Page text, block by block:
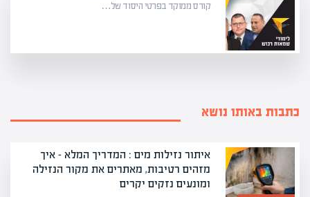
קורס ממוקד בפרטי היסוד של…
כתבות באותו נושא
איתור נזילות מים : המדריך המלא – איך
מזהים רטיבות, מאתרים את מקור הנזילה
ומונעים נזקים יקרים